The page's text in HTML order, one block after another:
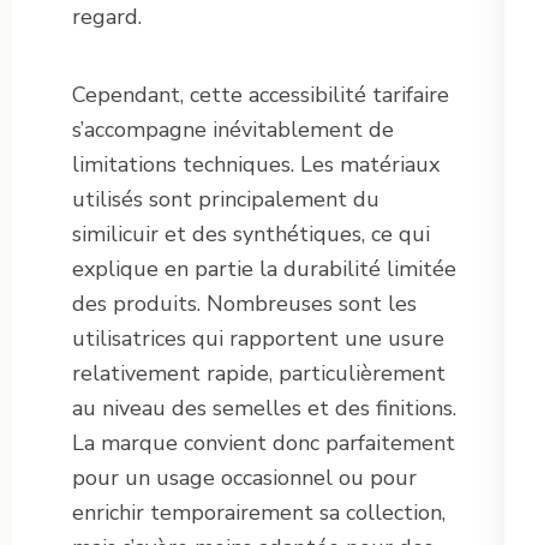
regard.
Cependant, cette accessibilité tarifaire
s’accompagne inévitablement de
limitations techniques. Les matériaux
utilisés sont principalement du
similicuir et des synthétiques, ce qui
explique en partie la durabilité limitée
des produits. Nombreuses sont les
utilisatrices qui rapportent une usure
relativement rapide, particulièrement
au niveau des semelles et des finitions.
La marque convient donc parfaitement
pour un usage occasionnel ou pour
enrichir temporairement sa collection,